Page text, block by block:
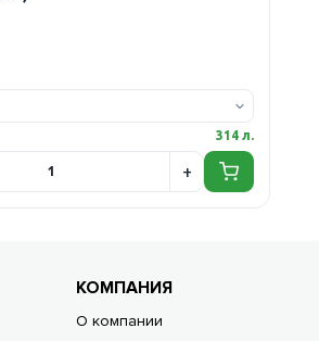
314 л.
КОМПАНИЯ
О компании